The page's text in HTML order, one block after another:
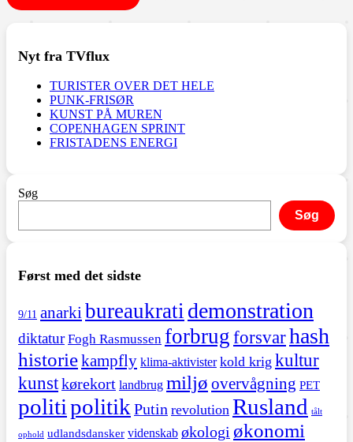
Nyt fra TVflux
TURISTER OVER DET HELE
PUNK-FRISØR
KUNST PÅ MUREN
COPENHAGEN SPRINT
FRISTADENS ENERGI
Søg
Søg
Først med det sidste
9/11 anarki bureaukrati demonstration
diktatur Fogh Rasmussen forbrugforsvarhash
historiekampfly klima-aktivister kold krig kultur
kunstkørekort landbrug miljø overvågning PET
politipolitik Putin revolution Rusland tålt
ophold udlandsdansker videnskab økologi økonomi